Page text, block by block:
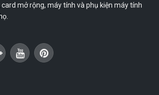
card mở rộng, máy tính và phụ kiện máy tính